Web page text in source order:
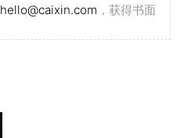
hello@caixin.com ，获得书面